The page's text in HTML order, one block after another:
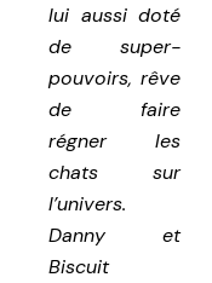
lui aussi doté
de super-
pouvoirs, rêve
de faire
régner les
chats sur
l’univers.
Danny et
Biscuit